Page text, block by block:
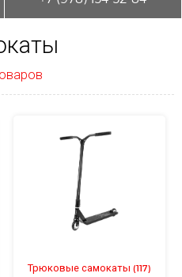
Трюковые самокаты(117)